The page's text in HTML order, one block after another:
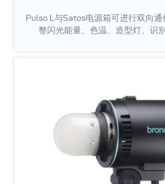
Pulso L与Satos电源箱可进行双向
整闪光能量、色温、造型灯、识